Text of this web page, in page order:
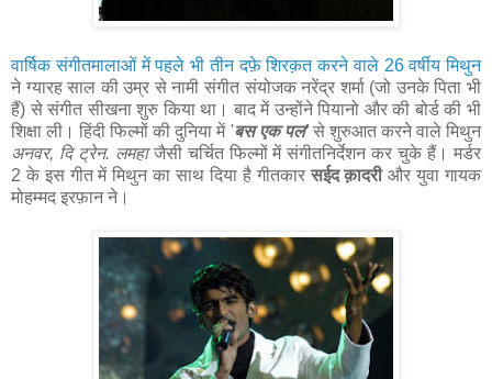
वार्षिक संगीतमालाओं में पहले भी तीन दफ़े शिरक़त करने वाले 26 वर्षीय मिथुन
ने ग्यारह साल की उम्र से नामी संगीत संयोजक नरेंद्र शर्मा (जो उनके पिता भी
हैं) से संगीत सीखना शुरु किया था। बाद में उन्होंने पियानो और की बोर्ड की भी
शिक्षा ली। हिंदी फिल्मों की दुनिया में 'बस एक पल'से शुरुआत करने वाले मिथुन
अनवर, दि ट्रेन. लमहाजैसी चर्चित फिल्मों में संगीतनिर्देशन कर चुके हैं। मर्डर
2 के इस गीत में मिथुन का साथ दिया है गीतकारसईद क़ादरीऔर युवा गायक
मोहम्मद इरफ़ान ने।